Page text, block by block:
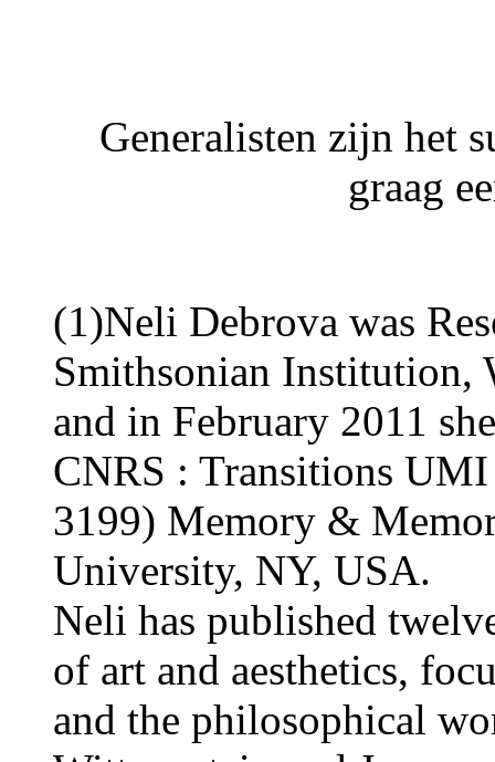
Generalisten zijn het
graag
(1)Neli Debrova was
Smithsonian Institution,
and in February 2011
CNRS : Transitions
3199) Memory &
University, NY, USA.
Neli has published
of art and aesthetics,
and the philosophical